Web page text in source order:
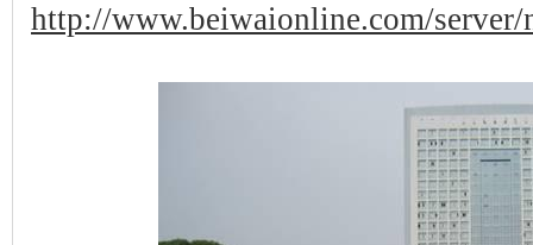
http://www.beiwaionline.com/